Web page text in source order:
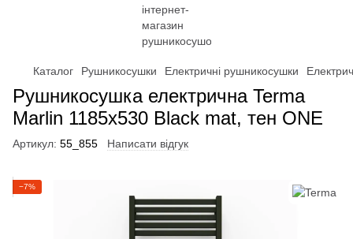
Каталог Рушникосушки Електричні рушникосушки
Рушникосушка електрична Terma
Marlin 1185x530 Black mat, тен ONE
Артикул: 55_855 Написати відгук
−7%